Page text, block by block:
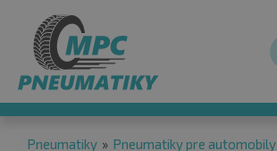
Pneumatiky » Pneumatiky pre automobily